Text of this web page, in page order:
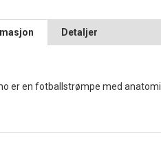
Detaljer
er en fotballstrømpe med